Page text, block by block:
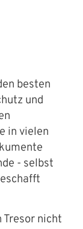
besten
und
in vielen
- selbst
Tresor nicht